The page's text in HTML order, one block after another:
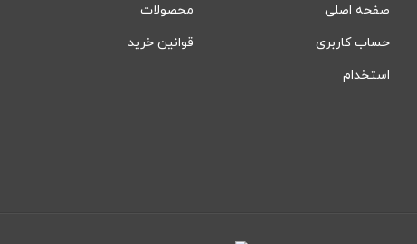
صفحه اصلی
محصولات
حساب کاربری
قوانین خرید
استخدام